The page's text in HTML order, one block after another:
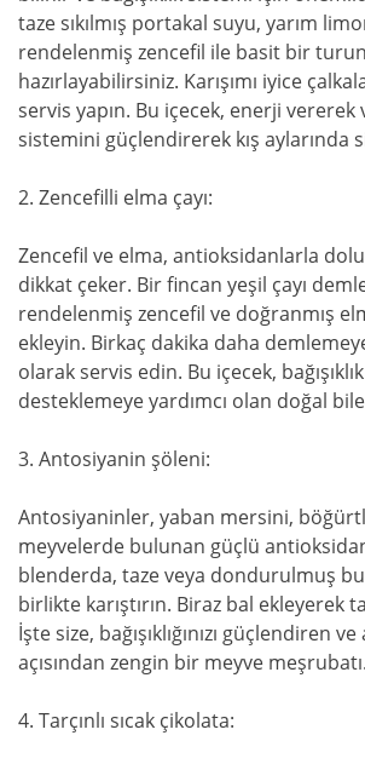
taze sıkılmış portakal suyu, yarım
rendelenmiş zencefil ile basit bir
hazırlayabilirsiniz. Karışımı iyice
servis yapın. Bu içecek, enerji vererek
sistemini güçlendirerek kış aylarında
2. Zencefilli elma çayı:
Zencefil ve elma, antioksidanlarla
dikkat çeker. Bir fincan yeşil çayı
rendelenmiş zencefil ve doğranmış
ekleyin. Birkaç dakika daha
olarak servis edin. Bu içecek,
desteklemeye yardımcı olan doğal
3. Antosiyanin şöleni:
Antosiyaninler, yaban mersini,
meyvelerde bulunan güçlü
blenderda, taze veya dondurulmuş
birlikte karıştırın. Biraz bal ekleyerek
İşte size, bağışıklığınızı güçlendiren
açısından zengin bir meyve meşrubatı.
4. Tarçınlı sıcak çikolata: